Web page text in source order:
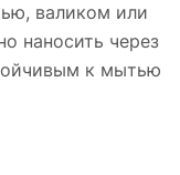
валиком или
наносить через
к мытью